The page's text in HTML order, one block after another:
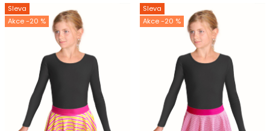
Sleva
-20 %
Sleva
-20 %